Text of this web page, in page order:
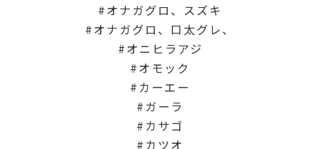
オナガグロ、スズキ
オナガグロ、口太グレ、
オニヒラアジ
オモック
カーエー
ガーラ
カサゴ
カツオ